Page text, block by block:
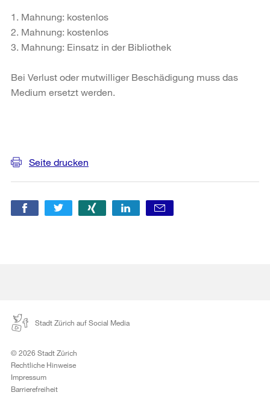
1. Mahnung: kostenlos
2. Mahnung: kostenlos
3. Mahnung: Einsatz in der Bibliothek
Bei Verlust oder mutwilliger Beschädigung muss das
Medium ersetzt werden.
Seite drucken
Stadt Zürich auf Social Media
© 2026 Stadt Zürich
Rechtliche Hinweise
Impressum
Barrierefreiheit